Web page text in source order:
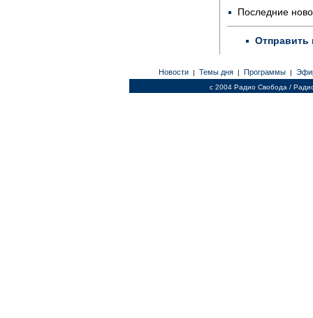
Последние
Отправить
Новости | Темы дня | Программы |
c 2004 Радио Свобода /